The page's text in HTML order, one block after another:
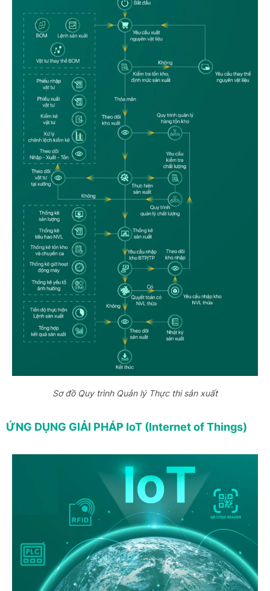
Sơ đồ Quy trình Quản lý Thực thi sản xuất
ỨNG DỤNG GIẢI PHÁP IoT (Internet of Things)